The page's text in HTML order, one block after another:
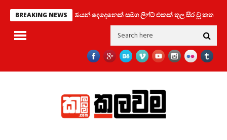
BREAKING NEWSතරුණයන් දෙදෙනෙක් සමග ලිෆ්ට් එකක් තුල සිර වූ කත